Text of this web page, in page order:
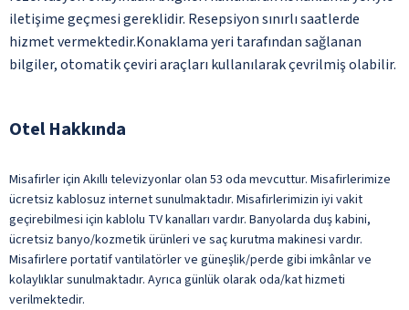
iletişime geçmesi gereklidir. Resepsiyon sınırlı saatlerde
hizmet vermektedir.Konaklama yeri tarafından sağlanan
bilgiler, otomatik çeviri araçları kullanılarak çevrilmiş olabilir.
Otel Hakkında
Misafirler için Akıllı televizyonlar olan 53 oda mevcuttur. Misafirlerimize
ücretsiz kablosuz internet sunulmaktadır. Misafirlerimizin iyi vakit
geçirebilmesi için kablolu TV kanalları vardır. Banyolarda duş kabini,
ücretsiz banyo/kozmetik ürünleri ve saç kurutma makinesi vardır.
Misafirlere portatif vantilatörler ve güneşlik/perde gibi imkânlar ve
kolaylıklar sunulmaktadır. Ayrıca günlük olarak oda/kat hizmeti
verilmektedir.